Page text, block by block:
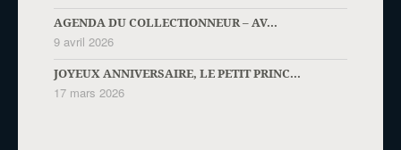
AGENDA DU COLLECTIONNEUR – AV...
9 avril 2026
JOYEUX ANNIVERSAIRE, LE PETIT PRINC...
17 mars 2026